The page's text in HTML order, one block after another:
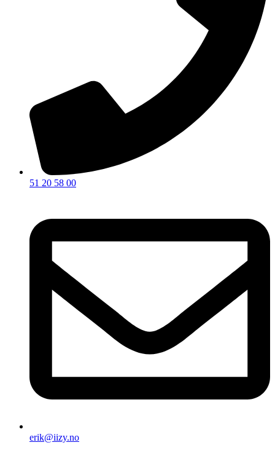
51 20 58 00
erik@iizy.no